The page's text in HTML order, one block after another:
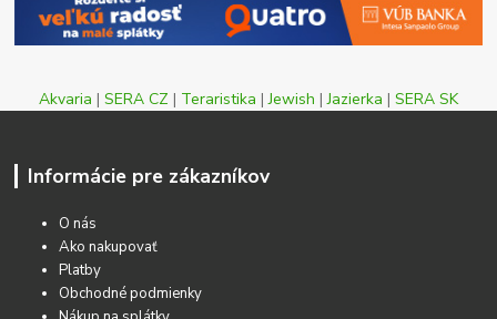
Akvaria | SERA CZ | Teraristika |Jewish |Jazierka | SERA SK
Informácie pre zákazníkov
O nás
Ako nakupovať
Platby
Obchodné podmienky